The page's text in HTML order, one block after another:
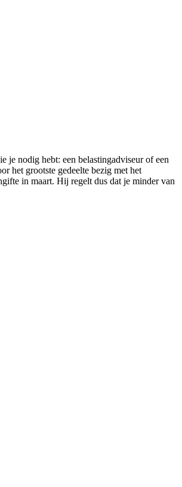
je nodig hebt: een belastingadviseur of een
het grootste gedeelte bezig met het
in maart. Hij regelt dus dat je minder van